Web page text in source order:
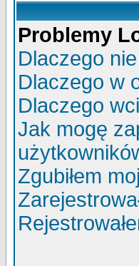
Problemy
Dlaczego
Dlaczego w
Dlaczego
Jak mogę
Zgubiłem